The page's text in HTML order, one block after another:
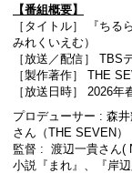
【番組概要】
［タイトル］ 『ちる
みれくいえむ）
［放送／配信］ TBS
［製作著作］ THE
［放送日時］ 2026年
プロデューサー : 森
さん（THE SEVEN）
監督 : 渡辺一貴さん(
小説『まれ』、『岸